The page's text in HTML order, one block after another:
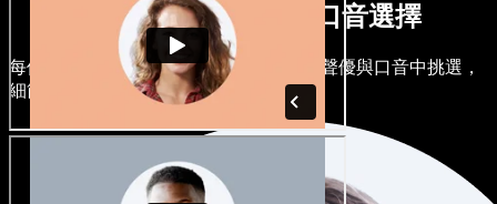
多元男聲女聲與各式口音選擇
每個專案都可以各有風格。從上百位 AI 聲優與口音中挑選，
細節任你微調。